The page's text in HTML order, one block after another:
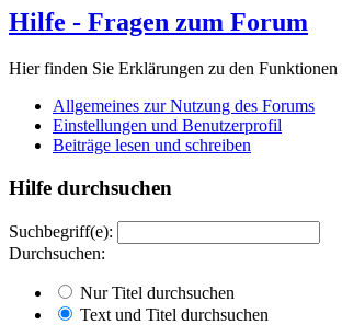
Hilfe - Fragen zum Forum
Hier finden Sie Erklärungen zu den
Allgemeines zur Nutzung des Forums
Einstellungen und Benutzerprofil
Beiträge lesen und schreiben
Hilfe durchsuchen
Suchbegriff(e):
Durchsuchen:
Nur Titel durchsuchen
Text und Titel durchsuchen